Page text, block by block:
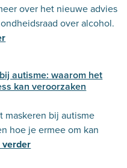
over het nieuwe advies
over alcohol.
autisme: waarom het
kan veroorzaken
maskeren bij autisme
hoe je ermee om kan
verder